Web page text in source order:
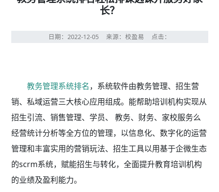
长？
日期：2022-12-05 来源：校盈易 点击：
教务管理系统排名，系统软件由教务管理、招生营
销、私域运营三大核心应用组成。能帮助培训机构实现从
招生引流、销售管理、学员、 教务、财务、家校服务么
经营统计分析等全方位的管理，以信息化、数字化的运营
管理和丰富实用的营销玩法、招生工具以用基于企微生态
的scrm系统，赋能招生与转化，全面提升教育培训机构
的业绩及盈利能力。